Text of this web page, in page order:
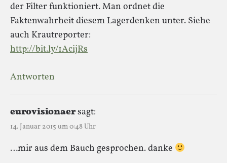
der Filter funktioniert. Man ordnet die
Faktenwahrheit diesem Lagerdenken unter. Siehe
auch Krautreporter:
http://bit.ly/1AcijRs
Antworten
eurovisionaersagt:
14. Januar 2015 um 0:48 Uhr
…mir aus dem Bauch gesprochen. danke